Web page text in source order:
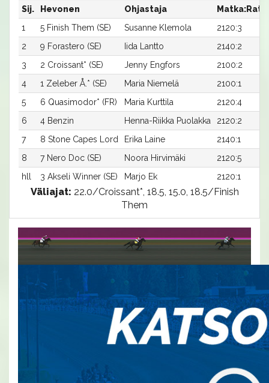
Sij. Hevonen Ohjastaja
Matka:Rata
1
5 Finish Them (SE) Susanne Klemola
2120:3
2
9 Forastero (SE) Iida Lantto
2140:2
3
2 Croissant* (SE) Jenny Engfors
2100:2
4
1 Zeleber Å.* (SE) Maria Niemelä
2100:1
5
6 Quasimodor* (FR) Maria Kurttila
2120:4
6
4 Benzin Henna-Riikka Puolakka
2120:2
7
8 Stone Capes Lord Erika Laine
2140:1
8
7 Nero Doc (SE) Noora Hirvimäki
2120:5
hll
3 Akseli Winner (SE) Marjo Ek 2120:1
Väliajat: 22.0/Croissant*, 18.5, 15.0, 18.5/Finish
Them